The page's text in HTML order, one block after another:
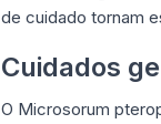
de cuidado tornam
Cuidados
O Microsorum